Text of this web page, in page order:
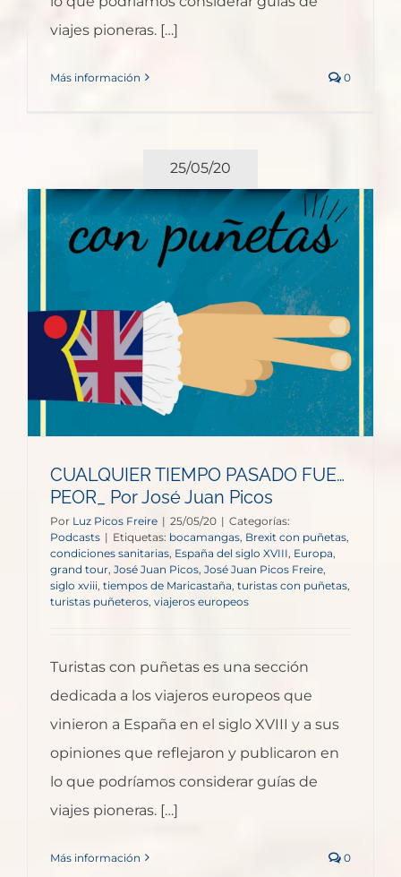
viajes pioneras. […]
Más información 0
25/05/20
CUALQUIER TIEMPO PASADO FUE…
PEOR_ Por José Juan Picos
Por Luz Picos Freire | 25/05/20 | Categorías:
Podcasts | Etiquetas: bocamangas Brexit con puñetas
condiciones sanitarias España del siglo XVIII Europa
grand tour José Juan Picos, José Juan Picos Freire,
siglo xviii tiempos de Maricastaña turistas con puñetas
turistas puñeteros viajeros europeos
Turistas con puñetas es una sección
dedicada a los viajeros europeos que
vinieron a España en el siglo XVIII y a sus
opiniones que reflejaron y publicaron en
lo que podríamos considerar guías de
viajes pioneras. […]
Más información 0